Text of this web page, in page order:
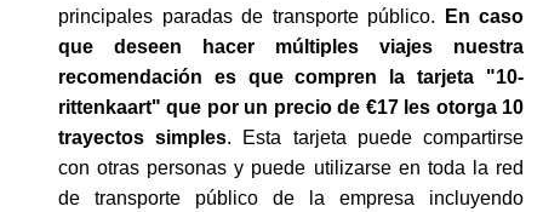
principales paradas de transporte público.
En caso
que deseen hacer múltiples viajes nuestra
recomendación es que compren la tarjeta "10-
rittenkaart" que por un precio de €17 les otorga 10
trayectos simples. Esta tarjeta puede compartirse
con otras personas y puede utilizarse en toda la red
de transporte público de la empresa incluyendo